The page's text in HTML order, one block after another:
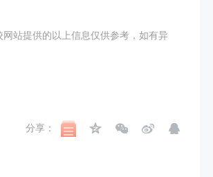
站提供的以上信息仅供参考，如有异
分享：